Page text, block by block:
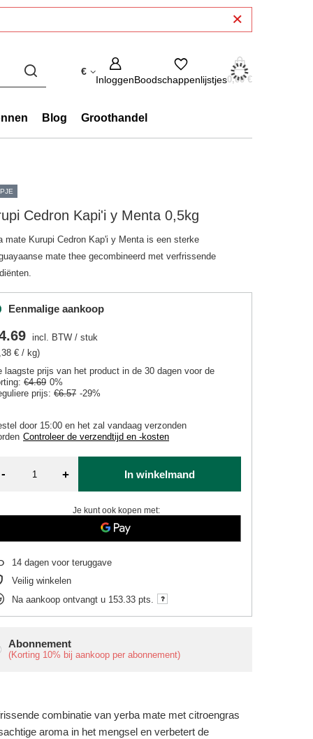
€
InloggenBoodschappenlijstjes0,00 €
Blog Groothandel
Cedron Kapi'i y Menta 0,5kg
mate Kurupi Cedron Kap'i y Menta is een sterke
mate thee gecombineerd met verfrissende
Eenmalige aankoop
Abonnement
(Korting 10% bij aankoop per abonnement)
door 15:00 en het zal vandaag verzonden
Controleer de verzendtijd en -kosten
incl. BTW /stuk
€ / kg)
laagste prijs van het product in de 30 dagen voor de
€4.69 0%
prijs:€6.57 -29%
- + In winkelmand
Je kunt ook kopen met:
14 dagen voor teruggave
Veilig winkelen
Na aankoop ontvangt u 153.33 pts.
combinatie van yerba mate met citroengras
aroma in het mengsel en verbetert de